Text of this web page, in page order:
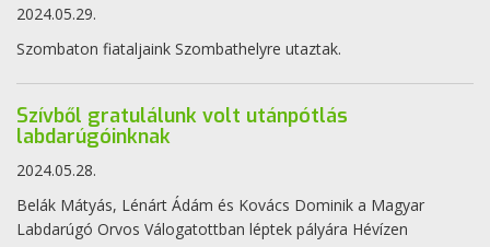
2024.05.29.
Szombaton fiataljaink Szombathelyre utaztak.
Szívből gratulálunk volt utánpótlás
labdarúgóinknak
2024.05.28.
Belák Mátyás, Lénárt Ádám és Kovács Dominik a Magyar
Labdarúgó Orvos Válogatottban léptek pályára Hévízen